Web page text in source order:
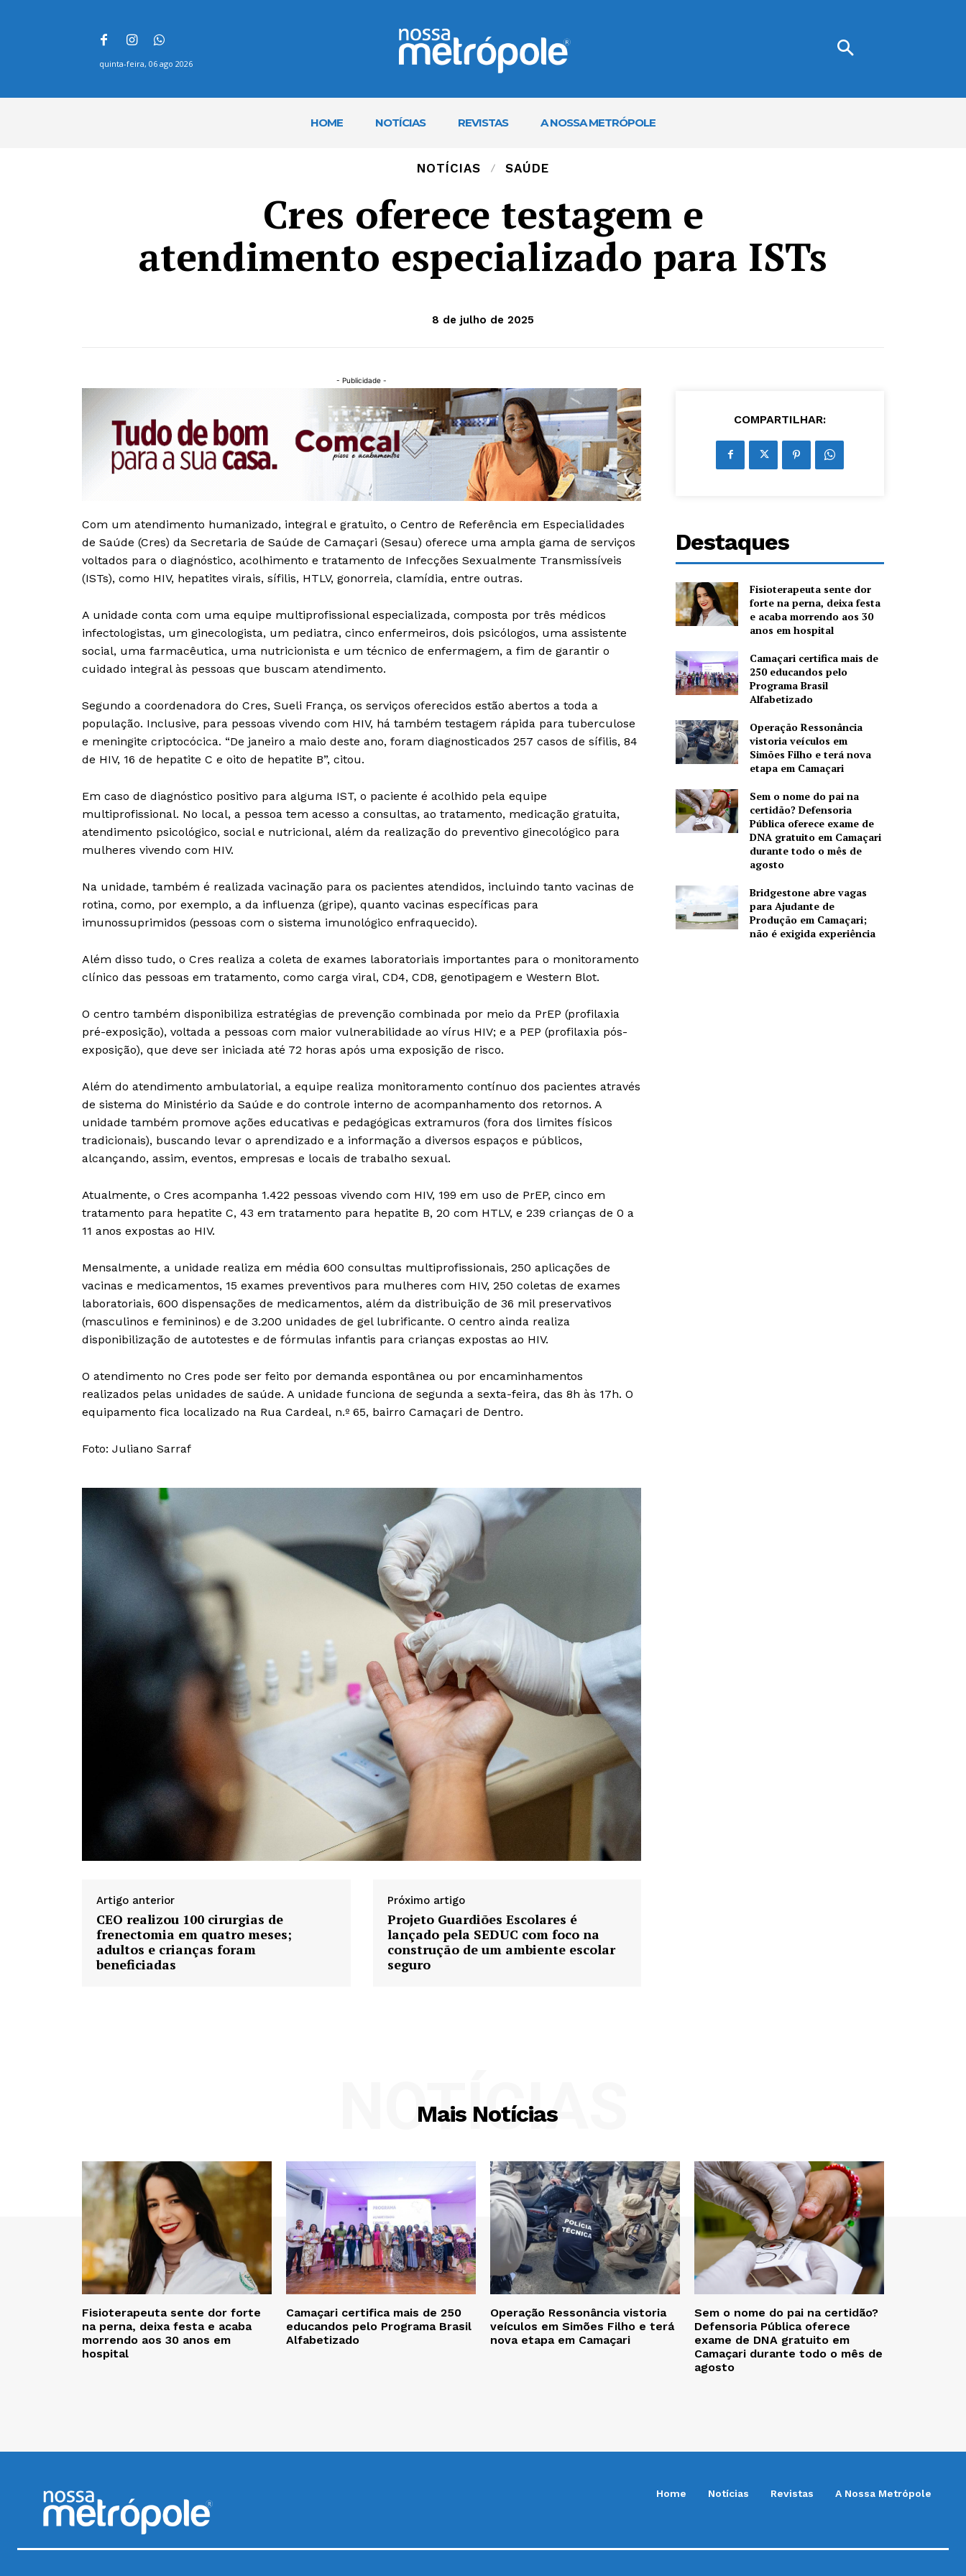
quinta-feira, 06 ago 2026
HOME NOTÍCIAS REVISTAS A NOSSA METRÓPOLE
NOTÍCIAS SAÚDE
Cres oferece testagem e
atendimento especializado para ISTs
8 de julho de 2025
- Publicidade -
Com um atendimento humanizado, integral e gratuito, o Centro de Referência em Especialidades
de Saúde (Cres) da Secretaria de Saúde de Camaçari (Sesau) oferece uma ampla gama de serviços
voltados para o diagnóstico, acolhimento e tratamento de Infecções Sexualmente Transmissíveis
(ISTs), como HIV, hepatites virais, sífilis, HTLV, gonorreia, clamídia, entre outras.
A unidade conta com uma equipe multiprofissional especializada, composta por três médicos
infectologistas, um ginecologista, um pediatra, cinco enfermeiros, dois psicólogos, uma assistente
social, uma farmacêutica, uma nutricionista e um técnico de enfermagem, a fim de garantir o
cuidado integral às pessoas que buscam atendimento.
Segundo a coordenadora do Cres, Sueli França, os serviços oferecidos estão abertos a toda a
população. Inclusive, para pessoas vivendo com HIV, há também testagem rápida para tuberculose
e meningite criptocócica. “De janeiro a maio deste ano, foram diagnosticados 257 casos de sífilis, 84
de HIV, 16 de hepatite C e oito de hepatite B”, citou.
Em caso de diagnóstico positivo para alguma IST, o paciente é acolhido pela equipe
multiprofissional. No local, a pessoa tem acesso a consultas, ao tratamento, medicação gratuita,
atendimento psicológico, social e nutricional, além da realização do preventivo ginecológico para
mulheres vivendo com HIV.
Na unidade, também é realizada vacinação para os pacientes atendidos, incluindo tanto vacinas de
rotina, como, por exemplo, a da influenza (gripe), quanto vacinas específicas para
imunossuprimidos (pessoas com o sistema imunológico enfraquecido).
Além disso tudo, o Cres realiza a coleta de exames laboratoriais importantes para o monitoramento
clínico das pessoas em tratamento, como carga viral, CD4, CD8, genotipagem e Western Blot.
O centro também disponibiliza estratégias de prevenção combinada por meio da PrEP (profilaxia
pré-exposição), voltada a pessoas com maior vulnerabilidade ao vírus HIV; e a PEP (profilaxia pós-
exposição), que deve ser iniciada até 72 horas após uma exposição de risco.
Além do atendimento ambulatorial, a equipe realiza monitoramento contínuo dos pacientes através
de sistema do Ministério da Saúde e do controle interno de acompanhamento dos retornos. A
unidade também promove ações educativas e pedagógicas extramuros (fora dos limites físicos
tradicionais), buscando levar o aprendizado e a informação a diversos espaços e públicos,
alcançando, assim, eventos, empresas e locais de trabalho sexual.
Atualmente, o Cres acompanha 1.422 pessoas vivendo com HIV, 199 em uso de PrEP, cinco em
tratamento para hepatite C, 43 em tratamento para hepatite B, 20 com HTLV, e 239 crianças de 0 a
11 anos expostas ao HIV.
Mensalmente, a unidade realiza em média 600 consultas multiprofissionais, 250 aplicações de
vacinas e medicamentos, 15 exames preventivos para mulheres com HIV, 250 coletas de exames
laboratoriais, 600 dispensações de medicamentos, além da distribuição de 36 mil preservativos
(masculinos e femininos) e de 3.200 unidades de gel lubrificante. O centro ainda realiza
disponibilização de autotestes e de fórmulas infantis para crianças expostas ao HIV.
O atendimento no Cres pode ser feito por demanda espontânea ou por encaminhamentos
realizados pelas unidades de saúde. A unidade funciona de segunda a sexta-feira, das 8h às 17h. O
equipamento fica localizado na Rua Cardeal, n.º 65, bairro Camaçari de Dentro.
Foto: Juliano Sarraf
Artigo anterior
CEO realizou 100 cirurgias de
frenectomia em quatro meses;
adultos e crianças foram
beneficiadas
Próximo artigo
Projeto Guardiões Escolares é
lançado pela SEDUC com foco na
construção de um ambiente escolar
seguro
COMPARTILHAR:
Destaques
Fisioterapeuta sente dor
forte na perna, deixa festa
e acaba morrendo aos 30
anos em hospital
Camaçari certifica mais de
250 educandos pelo
Programa Brasil
Alfabetizado
Operação Ressonância
vistoria veículos em
Simões Filho e terá nova
etapa em Camaçari
Sem o nome do pai na
certidão? Defensoria
Pública oferece exame de
DNA gratuito em Camaçari
durante todo o mês de
agosto
Bridgestone abre vagas
para Ajudante de
Produção em Camaçari;
não é exigida experiência
Mais Notícias
NOTÍCIAS
Fisioterapeuta sente dor forte
na perna, deixa festa e acaba
morrendo aos 30 anos em
hospital
Camaçari certifica mais de 250
educandos pelo Programa Brasil
Alfabetizado
Operação Ressonância vistoria
veículos em Simões Filho e terá
nova etapa em Camaçari
Sem o nome do pai na certidão?
Defensoria Pública oferece
exame de DNA gratuito em
Camaçari durante todo o mês de
agosto
Home Notícias Revistas A Nossa Metrópole